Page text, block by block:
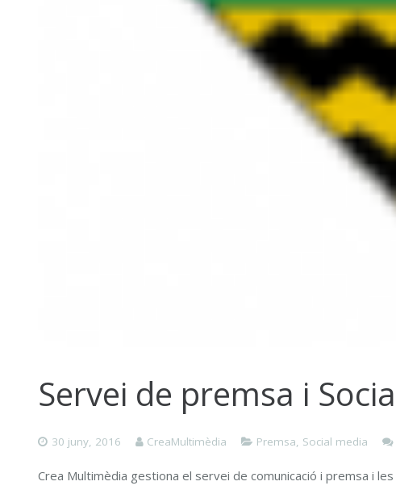
Servei de premsa i
30 juny, 2016 CreaMultimèdia Premsa, Social media
Crea Multimèdia gestiona el servei de comunicació i premsa i